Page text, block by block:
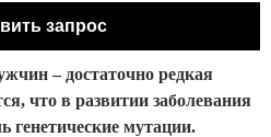
– достаточно редкая
что в развитии заболевания
генетические мутации.